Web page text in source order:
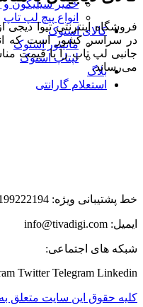
خمیر سیلیکون
انواع پیچ لپ تاپ
کالای استوک
مانیتور استوک
لپتاپ استوک
بلاگ
استعلام گارانتی
فروشگاه اینترنتی تیوا
در سراسر کشور است که
جانبی لپ تاپ را با قیمت
می‌رساند.
خط پشتیبانی ویژه: 09199222194
ایمیل: info@tivadigi.com
شبکه های اجتماعی:
Twitter Telegram Linkedin
کلیه حقوق این سایت متعلق